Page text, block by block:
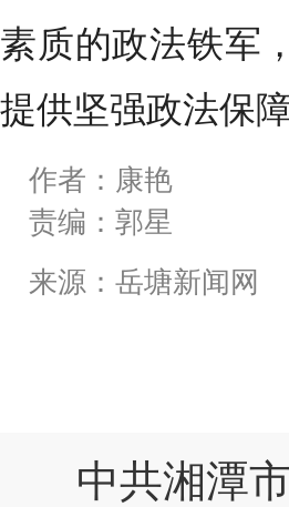
素质的政法铁军
提供坚强政法保障
作者：康艳
责编：郭星
来源：岳塘新闻网
中共湘潭